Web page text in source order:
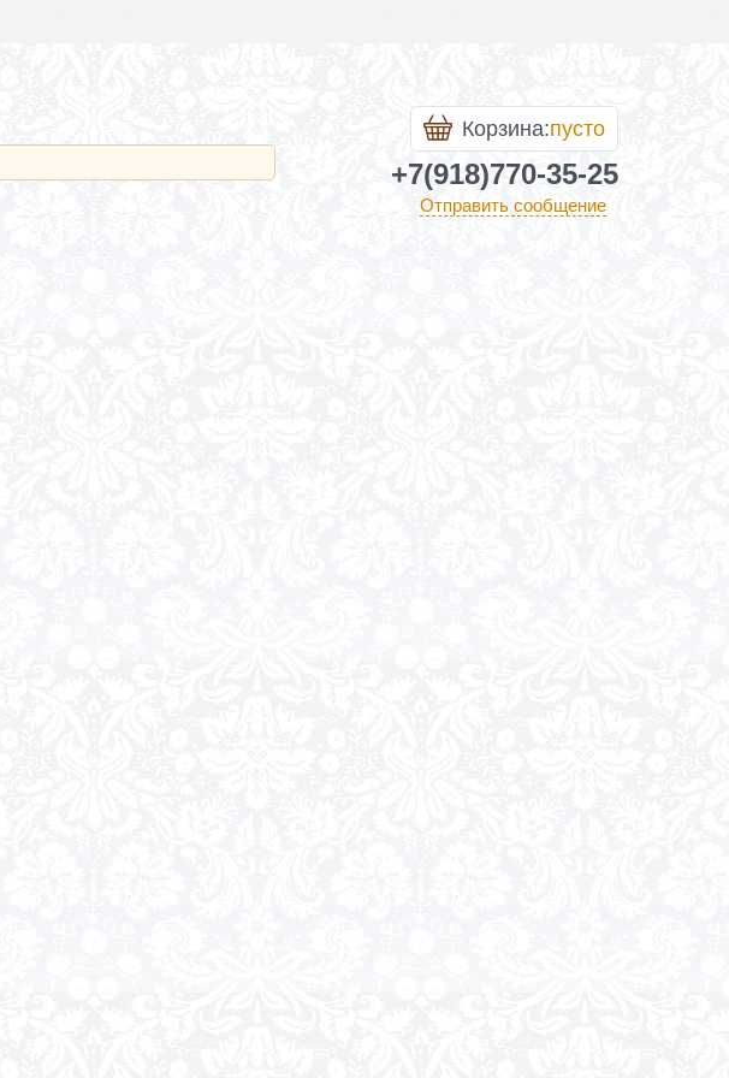
Корзина:пусто
+7(918)770-35-25
Отправить сообщение